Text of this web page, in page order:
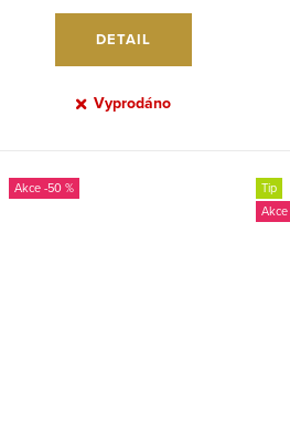
DETAIL
Vyprodáno
-50 %
Tip